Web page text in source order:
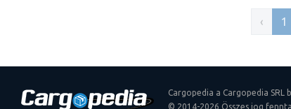
‹ 1
Cargopedia a Cargopedia SRL
© 2014-2026 Összes jog